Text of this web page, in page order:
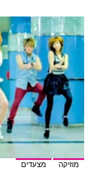
מוזיקה מצעדים